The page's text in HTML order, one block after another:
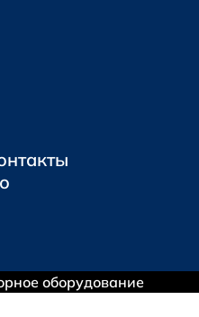
оборудование